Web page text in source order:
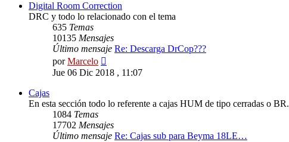
Digital Room Correction
DRC y todo lo relacionado con el tema
635 Temas
10135 Mensajes
Último mensaje Re: Descarga DrCop???
porMarcelo
último
mensaje
Jue 06 Dic 2018 , 11:07
Cajas
En esta sección todo lo referente a cajas HUM de tipo cerradas o BR.
1084 Temas
17702 Mensajes
Último mensaje Re: Cajas sub para Beyma 18LE…